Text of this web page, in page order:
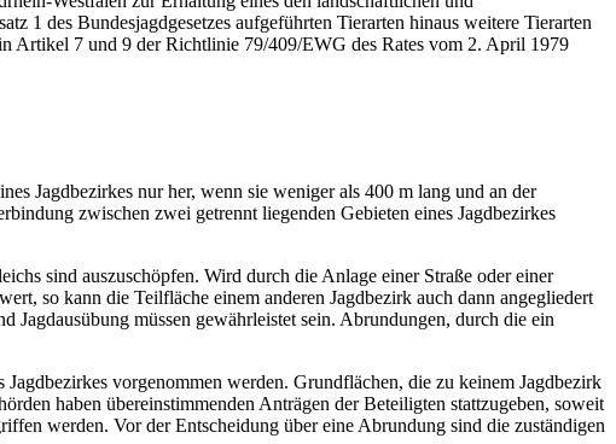
1 des Bundesjagdgesetzes aufgeführten Tierarten hinaus weitere Tierarten
Artikel 7 und 9 der Richtlinie 79/409/EWG des Rates vom 2. April 1979
Jagdbezirkes nur her, wenn sie weniger als 400 m lang und an der
zwischen zwei getrennt liegenden Gebieten eines Jagdbezirkes
sind auszuschöpfen. Wird durch die Anlage einer Straße oder einer
so kann die Teilfläche einem anderen Jagdbezirk auch dann angegliedert
Jagdausübung müssen gewährleistet sein. Abrundungen, durch die ein
vorgenommen werden. Grundflächen, die zu keinem Jagdbezirk
haben übereinstimmenden Anträgen der Beteiligten stattzugeben, soweit
werden. Vor der Entscheidung über eine Abrundung sind die zuständigen